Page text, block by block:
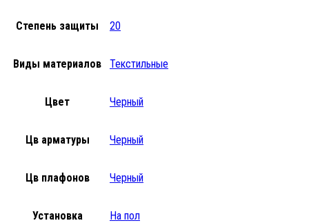
Степень защиты 20
Виды материалов Текстильные
Цвет Черный
Цв арматуры Черный
Цв плафонов Черный
Установка На пол